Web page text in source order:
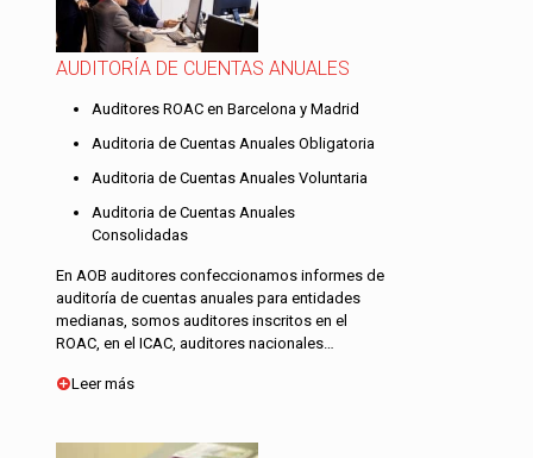
AUDITORÍA DE CUENTAS ANUALES
Auditores ROAC en Barcelona y Madrid
Auditoria de Cuentas Anuales Obligatoria
Auditoria de Cuentas Anuales Voluntaria
Auditoria de Cuentas Anuales
Consolidadas
En AOB auditores confeccionamos informes de
auditoría de cuentas anuales para entidades
medianas, somos auditores inscritos en el
ROAC, en el ICAC, auditores nacionales…
Leer más